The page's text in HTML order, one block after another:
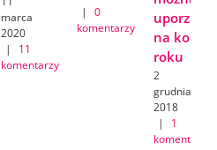
marca
2020
|
11
komentarzy
|
0
komentarzy
na koniec
roku
2
grudnia
2018
|
1
komentarz